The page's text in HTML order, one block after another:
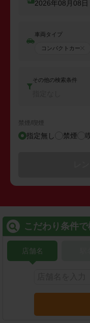
2026年08月08日
車両タイプ
コンパクトカー
その他の検索条件
禁煙/喫煙
指定無し 禁煙
こだわり条件
店舗名